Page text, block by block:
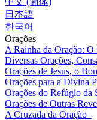
日本語
한국어
Orações
A Rainha da Oração: O
Diversas Orações,
Orações de Jesus, o
Orações para a Divina
Orações do Refúgio da
Orações de Outras
A Cruzada da Oração